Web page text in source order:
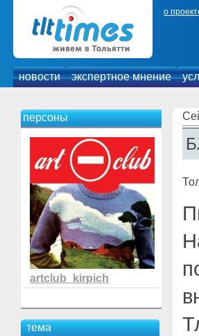
о
новости экспертное мнение
персоны
artclub_kirpich
тема